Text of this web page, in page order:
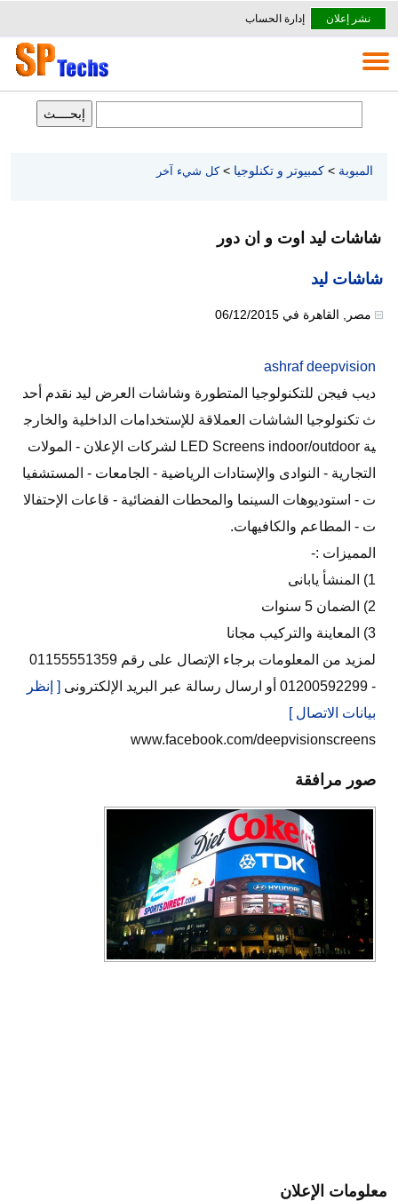
نشر إعلان إدارة الحساب
المبوبة > كمبيوتر و تكنلوجيا > كل شيء آخر
شاشات ليد اوت و ان دور
شاشات ليد
مصر القاهرة في 06/12/2015
ashraf deepvision
ديب فيجن للتكنولوجيا المتطورة وشاشات العرض ليد نقدم أحد
ث تكنولوجيا الشاشات العملاقة للإستخدامات الداخلية والخارج
ية LED Screens indoor/outdoor لشركات الإعلان - المولات
التجارية - النوادى والإستادات الرياضية - الجامعات - المستشفيا
ت - استوديوهات السينما والمحطات الفضائية - قاعات الإحتفالا
ت - المطاعم والكافيهات.
المميزات :-
1) المنشأ يابانى
2) الضمان 5 سنوات
3) المعاينة والتركيب مجانا
لمزيد من المعلومات برجاء الإتصال على رقم 01155551359
- 01200592299 أو ارسال رسالة عبر البريد الإلكترونى
[ إنظر
بيانات الاتصال ]
www.facebook.com/deepvisionscreens
صور مرافقة
معلومات الإعلان